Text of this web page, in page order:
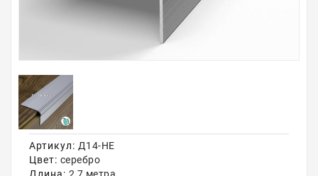
Акции
Артикул: Д14-НЕ
Цвет: серебро